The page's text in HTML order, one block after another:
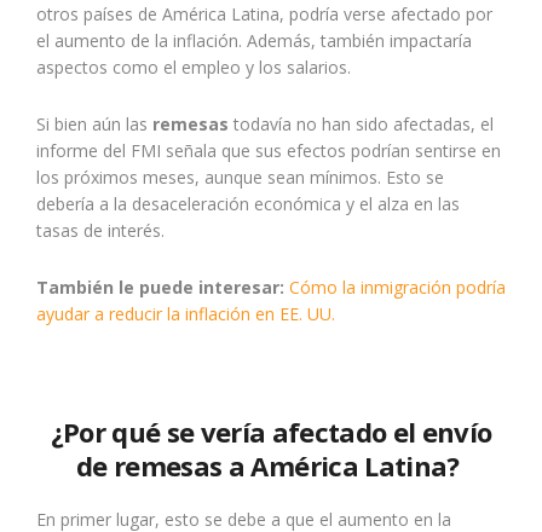
otros países de América Latina, podría verse afectado por
el aumento de la inflación. Además, también impactaría
aspectos como el empleo y los salarios.
Si bien aún las remesas todavía no han sido afectadas, el
informe del FMI señala que sus efectos podrían sentirse en
los próximos meses, aunque sean mínimos. Esto se
debería a la desaceleración económica y el alza en las
tasas de interés.
También le puede interesar: Cómo la inmigración podría
ayudar a reducir la inflación en EE. UU.
¿Por qué se vería afectado el envío
de remesas a América Latina?
En primer lugar, esto se debe a que el aumento en la